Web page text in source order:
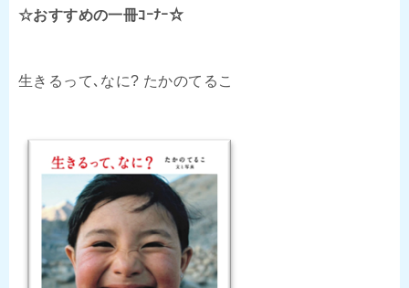
☆おすすめの一冊ｺｰﾅｰ☆
生きるって､なに? たかのてるこ